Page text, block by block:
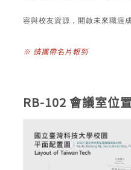
容與校友資源，開啟未來職涯
※ 請攜帶名片報到
RB-102 會議室位